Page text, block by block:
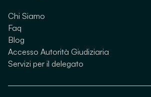
Chi Siamo
Faq
Blog
Accesso Autorità Giudiziaria
Servizi per il delegato